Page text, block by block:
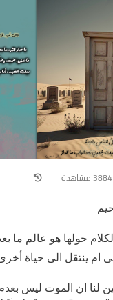
حولها هو عالم ما
ام ينتقل الى حياة
لنا ان الموت ليس